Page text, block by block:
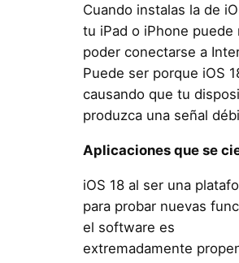
Cuando instalas la de
tu iPad o iPhone puede
poder conectarse a
Puede ser porque iOS
causando que tu
produzca una señal
Aplicaciones que se
iOS 18 al ser una
para probar nuevas
el software es
extremadamente